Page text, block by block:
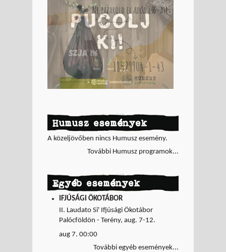
Humusz események
A közeljövőben nincs Humusz esemény.
További Humusz programok...
Egyéb események
IFJÚSÁGI ÖKOTÁBOR
II. Laudato Si' Ifjúsági Ökotábor
Palócföldön - Terény, aug. 7-12.
aug 7. 00:00
További egyéb események...